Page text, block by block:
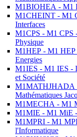
M1BIOHEA - M1
M1CHEINT - M1
Interfaces
M1CPS - M1 CPS
Physique
M1HEP - M1 HEP
Energies
M1IES - M1 IES -
et Société
M1MATHJHADA
Mathématiques
M1MECHA - M1
M1MIE - M1 MiE -
M1MPRI - M1
l'Informatique